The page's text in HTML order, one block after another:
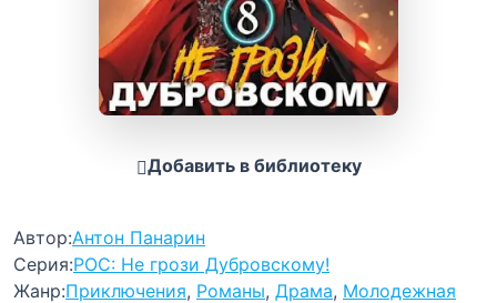
Добавить в библиотеку
Автор:Антон Панарин
Серия:РОС: Не грози Дубровскому!
Жанр:Приключения, Романы, Драма, Молодежная